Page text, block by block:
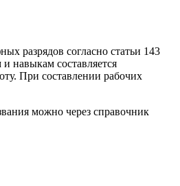
разрядов согласно статьи 143
навыкам составляется
При составлении рабочих
можно через справочник